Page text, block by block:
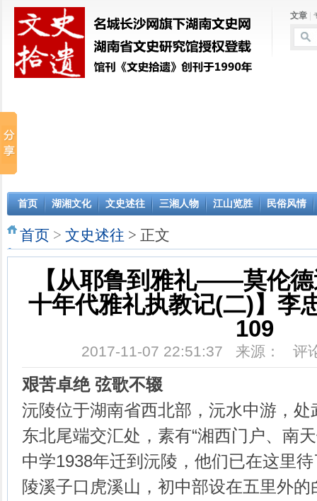
文章
首页 湖湘文化 文史述往 三湘人物 江山览胜 民俗风情
首页 > 文史述往 > 正文
【从耶鲁到雅礼——莫伦
十年代雅礼执教记(二)】李
109
2017-11-07 22:51:37 来源： 评
艰苦卓绝 弦歌不辍
沅陵位于湖南省西北部，沅水中游，
东北尾端交汇处，素有“湘西门户、南
中学1938年迁到沅陵，他们已在这里
陵溪子口虎溪山，初中部设在五里外